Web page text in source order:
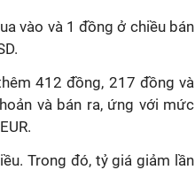
vào và 1 đồng ở chiều bán
412 đồng, 217 đồng và
và bán ra, ứng với mức
Trong đó, tỷ giá giảm lần